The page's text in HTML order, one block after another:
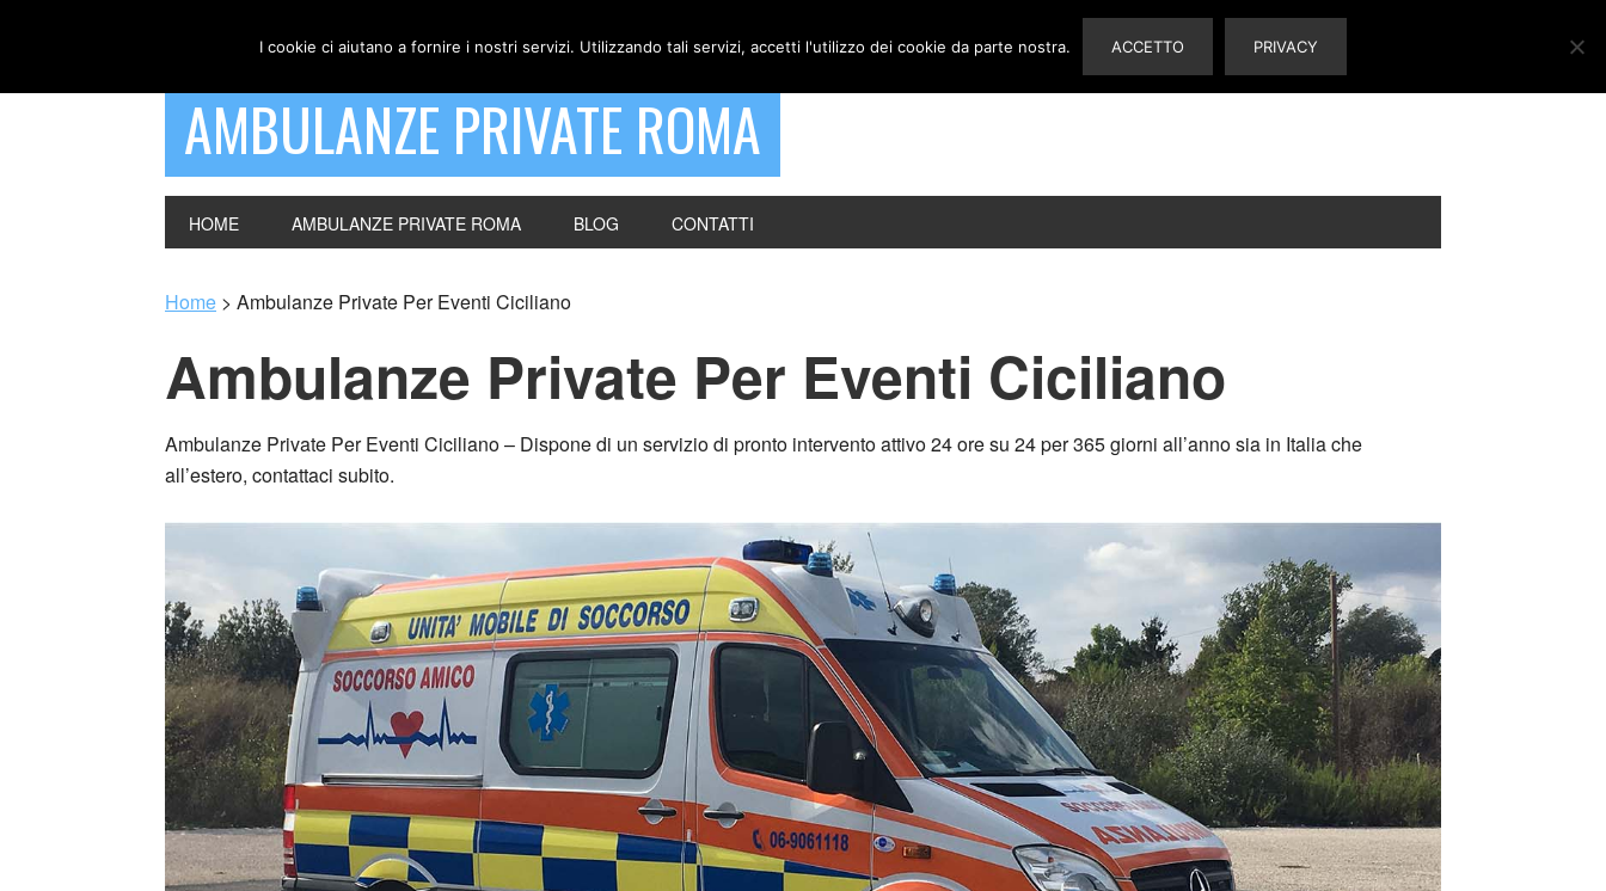
AMBULANZE PRIVATE ROMA
HOME AMBULANZE PRIVATE ROMA BLOG CONTATTI
Home > Ambulanze Private Per Eventi Ciciliano
Ambulanze Private Per Eventi Ciciliano
Ambulanze Private Per Eventi Ciciliano – Dispone di un servizio di pronto intervento attivo 24 ore su 24 per 365 giorni all’anno sia in Italia che
all’estero, contattaci subito.
I cookie ci aiutano a fornire i nostri servizi. Utilizzando tali servizi, accetti l'utilizzo dei cookie da parte nostra. ACCETTO PRIVACY